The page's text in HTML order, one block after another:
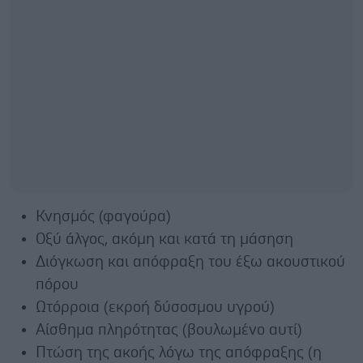
Κνησμός (φαγούρα)
Οξύ άλγος, ακόμη και κατά τη μάσηση
Διόγκωση και απόφραξη του έξω ακουστικού
πόρου
Ωτόρροια (εκροή δύσοσμου υγρού)
Αίσθημα πληρότητας (βουλωμένο αυτί)
Πτώση της ακοής λόγω της απόφραξης (η